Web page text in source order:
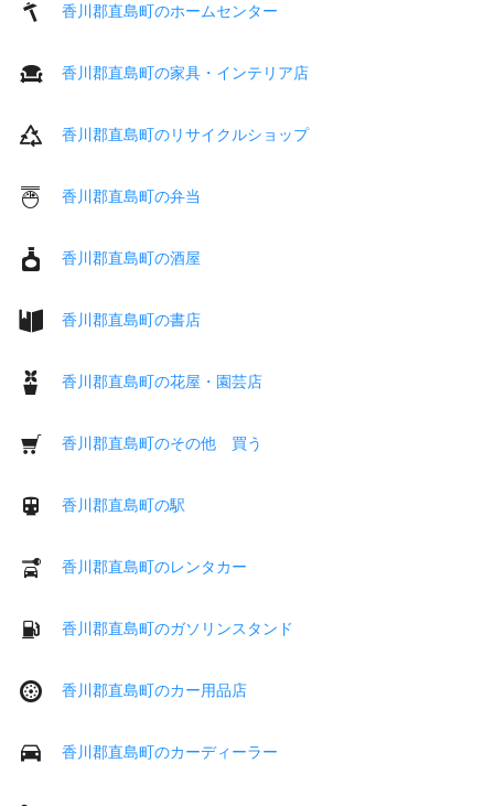
香川郡直島町のホームセンター
香川郡直島町の家具・インテリア店
香川郡直島町のリサイクルショップ
香川郡直島町の弁当
香川郡直島町の酒屋
香川郡直島町の書店
香川郡直島町の花屋・園芸店
香川郡直島町のその他 買う
香川郡直島町の駅
香川郡直島町のレンタカー
香川郡直島町のガソリンスタンド
香川郡直島町のカー用品店
香川郡直島町のカーディーラー